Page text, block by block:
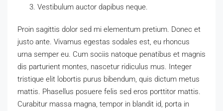
Vestibulum auctor dapibus neque.
Proin sagittis dolor sed mi elementum pretium. Donec et
justo ante. Vivamus egestas sodales est, eu rhoncus
urna semper eu. Cum sociis natoque penatibus et magnis
dis parturient montes, nascetur ridiculus mus. Integer
tristique elit lobortis purus bibendum, quis dictum metus
mattis. Phasellus posuere felis sed eros porttitor mattis.
Curabitur massa magna, tempor in blandit id, porta in